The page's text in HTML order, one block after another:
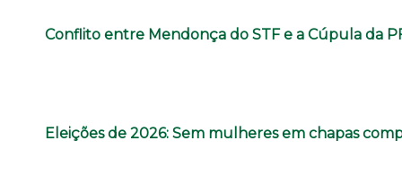
Conflito entre Mendonça do STF e a Cúpula da
Eleições de 2026: Sem mulheres em chapas